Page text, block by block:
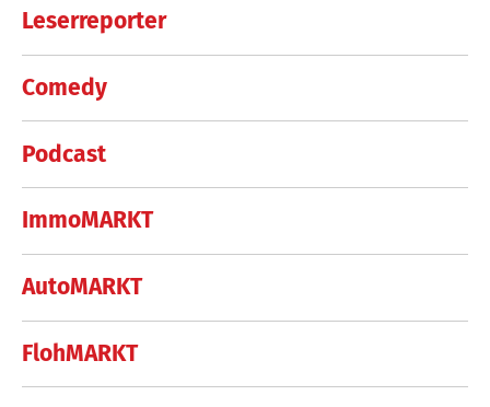
Leserreporter
Comedy
Podcast
ImmoMARKT
AutoMARKT
FlohMARKT